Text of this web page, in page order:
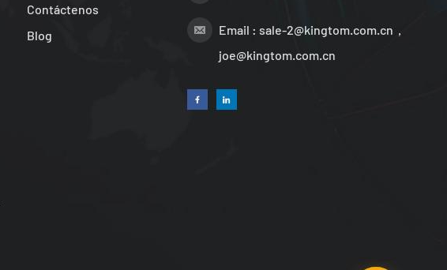
Contáctenos
Blog
Email : sale-2@kingtom.com.cn，
joe@kingtom.com.cn